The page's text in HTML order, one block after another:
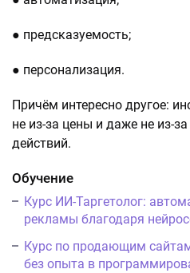
● предсказуемость;
● персонализация.
Причём интересно другое:
не из-за цены и даже не из-
действий.
Обучение
Курс ИИ-Таргетолог:
рекламы благодаря
Курс по продающим
без опыта в